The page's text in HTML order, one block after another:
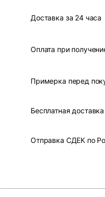
Доставка за 24 часа
Оплата при
Примерка перед
Бесплатная
Отправка СДЕК по